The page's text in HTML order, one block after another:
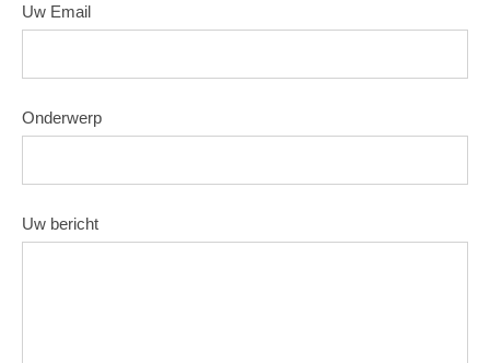
Uw Email
Onderwerp
Uw bericht